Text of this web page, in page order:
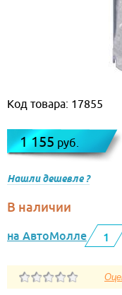
Код товара: 17855
1 155 руб.
Нашли дешевле ?
В наличии
на АвтоМолле 1